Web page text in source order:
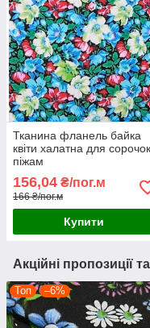
Тканина фланель байка
квіти халатна для сорочок
піжам
156,04 ₴/пог.м
166 ₴/пог.м
Купити
Акційні пропозиції
Топ –6%